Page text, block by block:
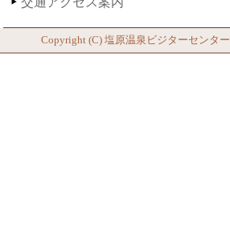
Copyright (C)塩原温泉ビジターセンター